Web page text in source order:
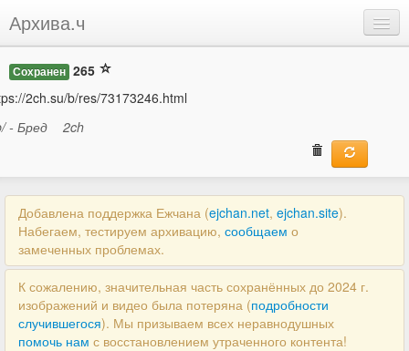
Архива.ч
Войти
Сохранен 265
2ch.su/b/res/73173246.html
- Бред
2ch
Добавлена поддержка Ежчана (ejchan.net, ejchan.site).
Набегаем, тестируем архивацию, сообщаем о
замеченных проблемах.
К сожалению, значительная часть сохранённых до 2024 г.
изображений и видео была потеряна (подробности
случившегося). Мы призываем всех неравнодушных
помочь нам с восстановлением утраченного контента!